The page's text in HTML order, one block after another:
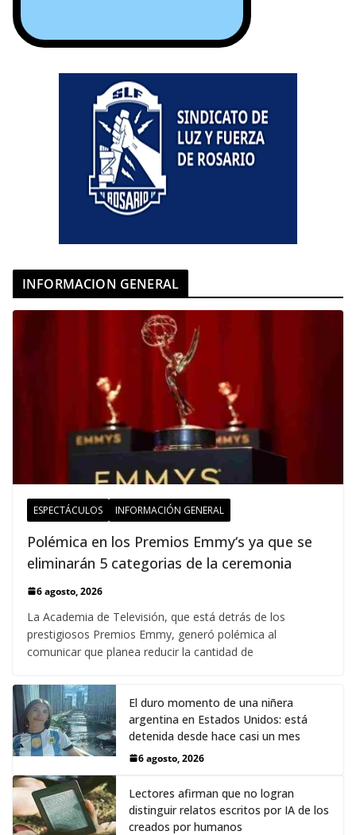
INFORMACION GENERAL
ESPECTÁCULOS INFORMACIÓN GENERAL
Polémica en los Premios Emmy‘s ya que se
eliminarán 5 categorias de la ceremonia
6 agosto, 2026
La Academia de Televisión, que está detrás de los
prestigiosos Premios Emmy, generó polémica al
comunicar que planea reducir la cantidad de
El duro momento de una niñera
argentina en Estados Unidos: está
detenida desde hace casi un mes
6 agosto, 2026
Lectores afirman que no logran
distinguir relatos escritos por IA de los
creados por humanos